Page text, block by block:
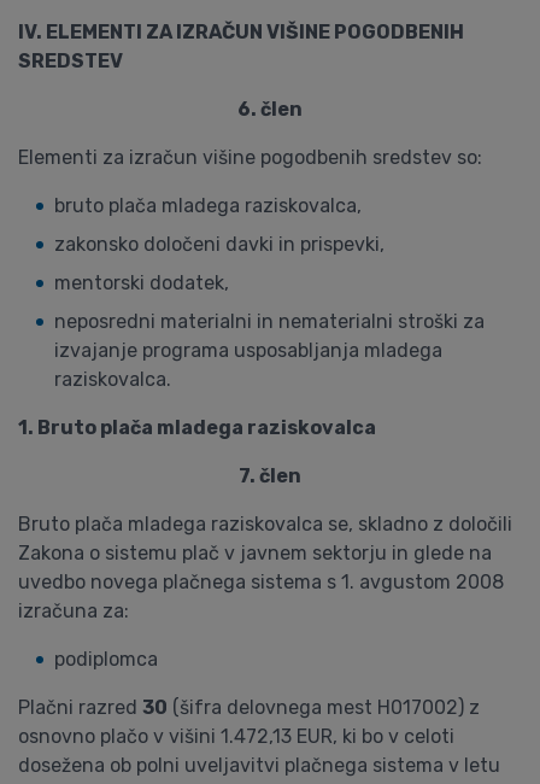
IV. ELEMENTI ZA IZRAČUN VIŠINE POGODBENIH
SREDSTEV
6. člen
Elementi za izračun višine pogodbenih sredstev so:
bruto plača mladega raziskovalca,
zakonsko določeni davki in prispevki,
mentorski dodatek,
neposredni materialni in nematerialni stroški za
izvajanje programa usposabljanja mladega
raziskovalca.
1. Bruto plača mladega raziskovalca
7. člen
Bruto plača mladega raziskovalca se, skladno z določili
Zakona o sistemu plač v javnem sektorju in glede na
uvedbo novega plačnega sistema s 1. avgustom 2008
izračuna za:
podiplomca
Plačni razred 30 (šifra delovnega mest H017002) z
osnovno plačo v višini 1.472,13 EUR, ki bo v celoti
dosežena ob polni uveljavitvi plačnega sistema v letu